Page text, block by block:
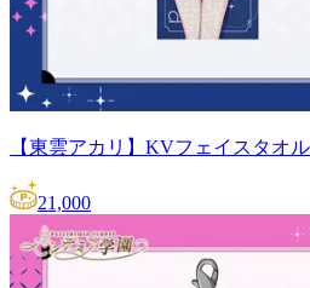
【東雲アカリ】KVフェイスタオル
21,000